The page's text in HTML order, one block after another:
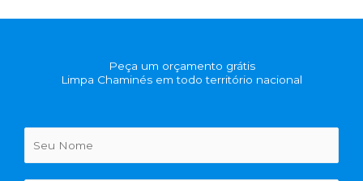
Peça um orçamento grátis
Limpa Chaminés em todo território nacional